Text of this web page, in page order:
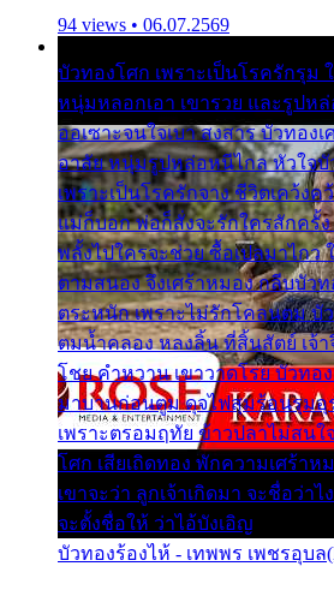
94 views • 06.07.2569
บัวทองโศก เพราะเป็นโรครักรุ
หนุ่มหลอกเอา เขารวย และรูปห
ออเซาะจนใจเบา สงสาร บัวทองเ
อาลัย หนุ่มรูปหล่อหนีไกล หัวใจบั
เพราะเป็นโรครักจาง ชีวิตเคว้งค
แม่ก็บอก พ่อก็สั่งจะรักใครสักครั้
พลั้งไปใครจะช่วย ซื้อเปลมาไกว
ตามสนอง จึงเศร้าหมอง กลีบบัว
ตระหนัก เพราะไม่รักโคลนตม บั
ตมน้ำคลอง หลงลิ้น ที่สิ้นสัตย์ เจ้
โชย คำหวาน เขาวาดโรย บัวทอ
มาบานก่อนตูม ดุจไฟสุมร้อนรุมอุ
เพราะตรอมฤทัย ข้าวปลาไม่สนใ
โศก เสียเถิดทอง พักความเศร้าห
เขาจะว่า ลูกเจ้าเกิดมา จะชื่อว่า
จะตั้งชื่อให้ ว่าไอ้บังเอิญ
บัวทองร้องไห้ - เทพพร เพชรอุบล